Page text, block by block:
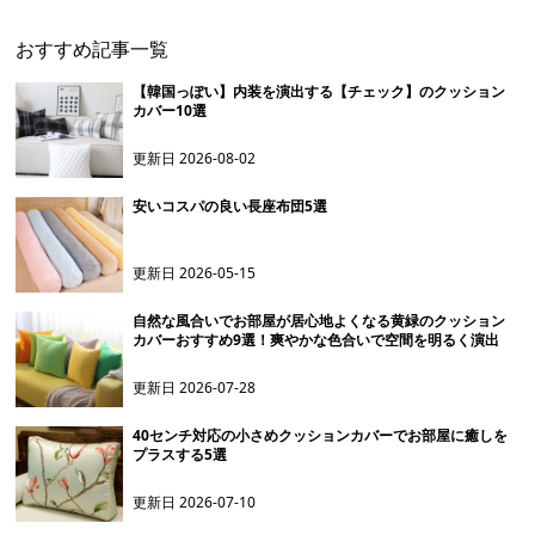
おすすめ記事一覧
【韓国っぽい】内装を演出する【チェック】のクッション
カバー10選
更新日2026-08-02
安いコスパの良い長座布団5選
更新日2026-05-15
自然な風合いでお部屋が居心地よくなる黄緑のクッション
カバーおすすめ9選！爽やかな色合いで空間を明るく演出
更新日2026-07-28
40センチ対応の小さめクッションカバーでお部屋に癒しを
プラスする5選
更新日2026-07-10